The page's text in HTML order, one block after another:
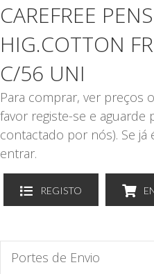
CAREFREE
HIG.COTTON
C/56 UNI
Para comprar, ver preços
favor registe-se e aguarde
contactado por nós). Se
entrar.
REGISTO
Portes de Envio